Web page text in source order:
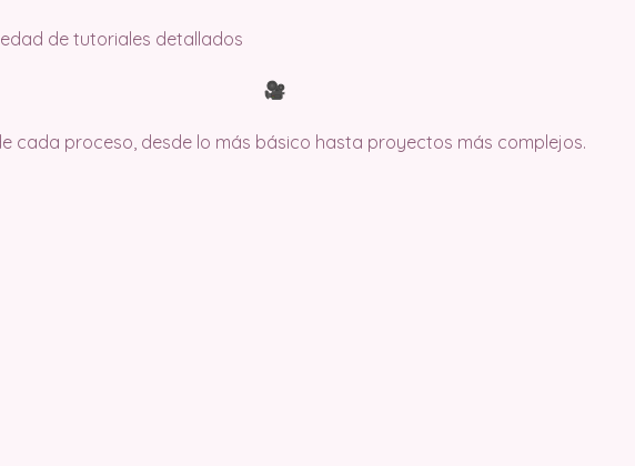
de tutoriales detallados
cada proceso, desde lo más básico hasta proyectos más complejos.